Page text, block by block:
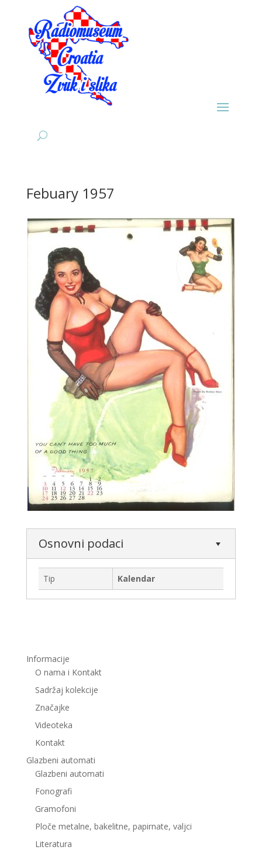
Febuary 1957
Osnovni podaci
Tip Kalendar
Informacije
O nama i Kontakt
Sadržaj kolekcije
Značajke
Videoteka
Kontakt
Glazbeni automati
Glazbeni automati
Fonografi
Gramofoni
Ploče metalne, bakelitne, papirnate, valjci
Literatura